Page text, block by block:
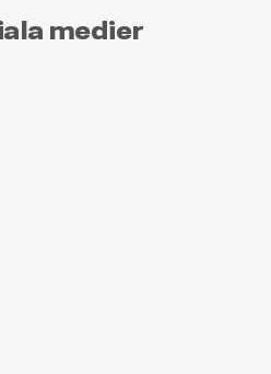
medier